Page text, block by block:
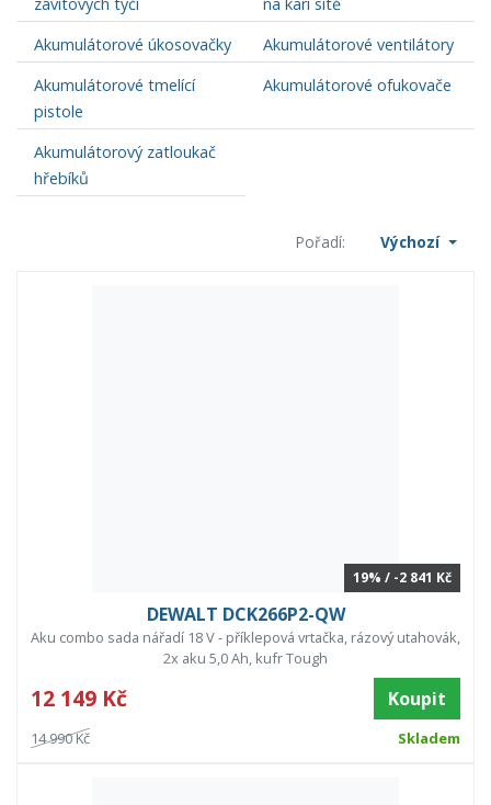
Akumulátorové úkosovačky
Akumulátorové ventilátory
Akumulátorové tmelící
pistole
Akumulátorové ofukovače
Akumulátorový zatloukač
hřebíků
Pořadí: Výchozí
19% / -2 841 Kč
DEWALT DCK266P2-QW
Aku combo sada nářadí 18 V - příklepová vrtačka, rázový utahovák,
2x aku 5,0 Ah, kufr Tough
12 149 Kč Koupit
14 990 Kč Skladem